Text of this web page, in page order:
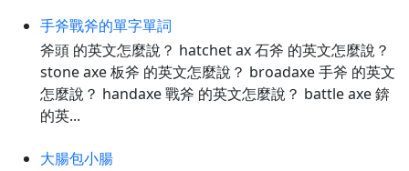
手斧戰斧的單字單詞
斧頭 的英文怎麼說？ hatchet ax 石斧 的英文怎麼說？
stone axe 板斧 的英文怎麼說？ broadaxe 手斧 的英文
怎麼說？ handaxe 戰斧 的英文怎麼說？ battle axe 錛
的英...
大腸包小腸